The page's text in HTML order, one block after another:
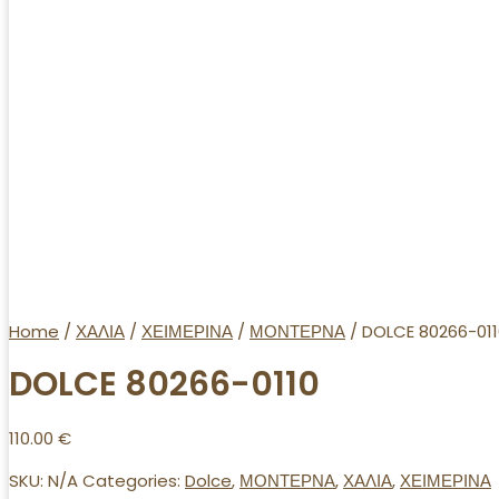
Home / ΧΑΛΙΑ / ΧΕΙΜΕΡΙΝΑ / ΜΟΝΤΕΡΝΑ / DOLCE 80266-
DOLCE 80266-0110
110.00 €
SKU: N/ACategories: Dolce, ΜΟΝΤΕΡΝΑ,ΧΑΛΙΑ,ΧΕΙΜΕΡΙΝΑ